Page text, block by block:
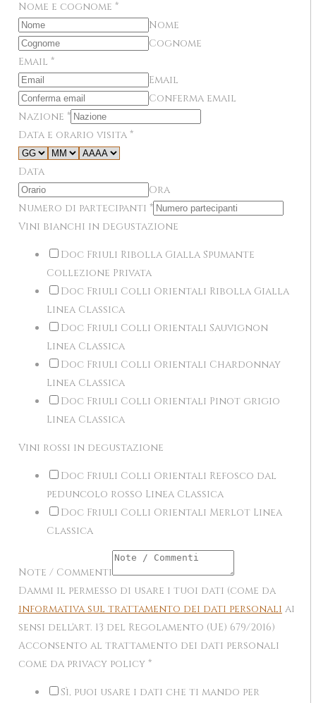
Nome e cognome *
Nome
Cognome
Email *
Email
Conferma email
Nazione *
Data e orario visita *
Data
Ora
Numero di partecipanti *
Vini bianchi in degustazione
Doc Friuli Ribolla Gialla Spumante
Collezione Privata
Doc Friuli Colli Orientali Ribolla Gialla
Linea Classica
Doc Friuli Colli Orientali Sauvignon
Linea Classica
Doc Friuli Colli Orientali Chardonnay
Linea Classica
Doc Friuli Colli Orientali Pinot grigio
Linea Classica
Vini rossi in degustazione
Doc Friuli Colli Orientali Refosco dal
peduncolo rosso Linea Classica
Doc Friuli Colli Orientali Merlot Linea
Classica
Note / Commenti
Dammi il permesso di usare i tuoi dati (come da
informativa sul trattamento dei dati personali ai
sensi dell'art. 13 del Regolamento (UE) 679/2016)
Acconsento al trattamento dei dati personali
come da privacy policy *
Sì, puoi usare i dati che ti mando per